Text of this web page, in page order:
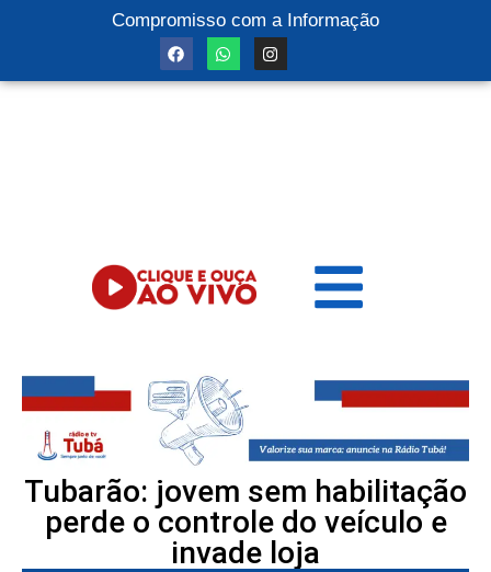
Compromisso com a Informação
Tubarão: jovem sem habilitação
perde o controle do veículo e
invade loja